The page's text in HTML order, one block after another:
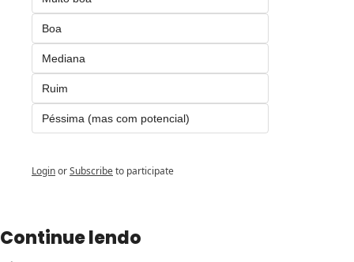
Boa
Mediana
Ruim
Péssima (mas com potencial)
LoginorSubscribeto participate
Continue lendo